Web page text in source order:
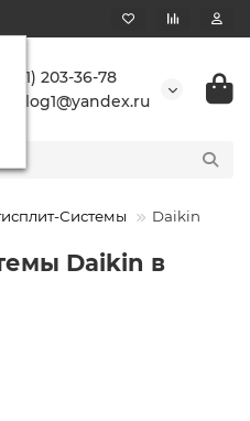
(861) 203-36-78
Системы Daikin
Daikin в